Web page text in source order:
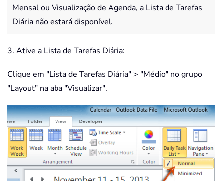
Mensal ou Visualização de Agenda, a Lista de Tarefas
Diária não estará disponível.
3. Ative a Lista de Tarefas Diária:
Clique em "Lista de Tarefas Diária" > "Médio" no grupo
"Layout" na aba "Visualizar".